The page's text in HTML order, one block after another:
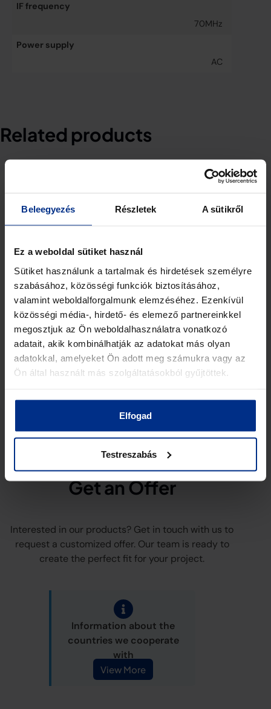
Beleegyezés Részletek A sütikről
Ez a weboldal sütiket használ
Sütiket használunk a tartalmak és hirdetések személyre
szabásához, közösségi funkciók biztosításához,
valamint weboldalforgalmunk elemzéséhez. Ezenkívül
közösségi média-, hirdető- és elemező partnereinkkel
megosztjuk az Ön weboldalhasználatra vonatkozó
adatait, akik kombinálhatják az adatokat más olyan
adatokkal, amelyeket Ön adott meg számukra vagy az
Ön által használt más szolgáltatásokból gyűjtöttek.
Elfogad
Testreszabás
IF frequency
70MHz
Power supply
AC
Related products
BMCD163 – Ku-band to L-band Single Band
Block Downconverter
Get an Offer
Interested in our products? Get in touch with us to
request a customized offer. Our team is ready to
create the perfect fit for your project.
View More
Information about the
countries we cooperate
with